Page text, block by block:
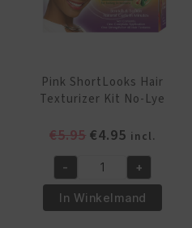
Pink ShortLooks Hair
Texturizer Kit No-Lye
€5.95 Oorspronkelijke
was:
€5.95.
€4.95 Huidige
prijs
is:
€4.95.
incl.
Pink
ShortLooks
Hair
- +
In Winkelmand